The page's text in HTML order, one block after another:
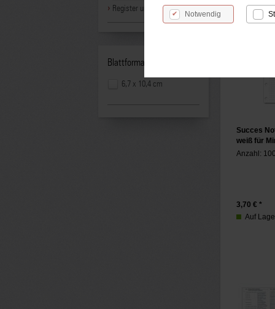
Notwendig
Register und Hüllen
Blattformat:
6,7 x 10,4 cm
Succes
weiß für
Anzahl:
3,70 € *
Auf